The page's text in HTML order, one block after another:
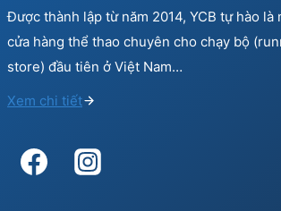
Được thành lập từ năm 2014, YCB tự hào
cửa hàng thể thao chuyên cho chạy bộ
store) đầu tiên ở Việt Nam…
Xem chi tiết